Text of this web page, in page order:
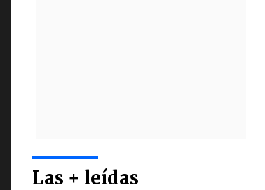
Las + leídas